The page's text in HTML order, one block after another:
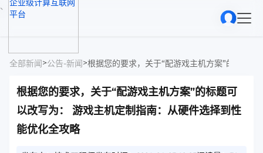
、
全部新闻>公告-新闻>
根据您的要求，关于“配游戏主机方案”的标题可
以改写为： 游戏主机定制指南：从硬件选择到性
能优化全攻略